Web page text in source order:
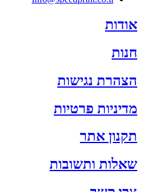
אודות
חנות
הצהרת נגישות
מדיניות פרטיות
תקנון אתר
שאלות ותשובות